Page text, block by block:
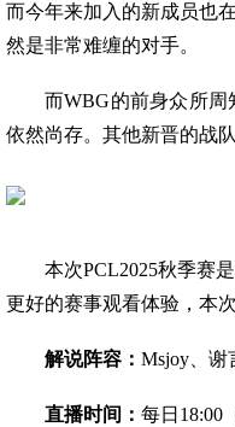
而今年来加入的新成员也
然是非常难缠的对手。
而WBG的前身众所
依然尚存。其他新晋的战
本次PCL2025秋季赛
更好的赛事观看体验，本
解说阵容： Msjoy、谢
直播时间： 每日18:00